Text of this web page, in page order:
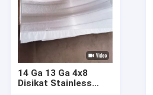
14 Ga 13 Ga 4x8
Disikat Stainless